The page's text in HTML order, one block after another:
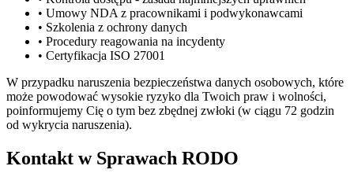
• Umowy NDA z pracownikami i podwykonawcami
• Szkolenia z ochrony danych
• Procedury reagowania na incydenty
• Certyfikacja ISO 27001
W przypadku naruszenia bezpieczeństwa danych osobowych, które
może powodować wysokie ryzyko dla Twoich praw i wolności,
poinformujemy Cię o tym bez zbędnej zwłoki (w ciągu 72 godzin
od wykrycia naruszenia).
Kontakt w Sprawach RODO